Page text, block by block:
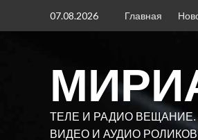
07.08.2026 Главная
ТЕЛЕ И РАДИО
ВИДЕО И АУДИО